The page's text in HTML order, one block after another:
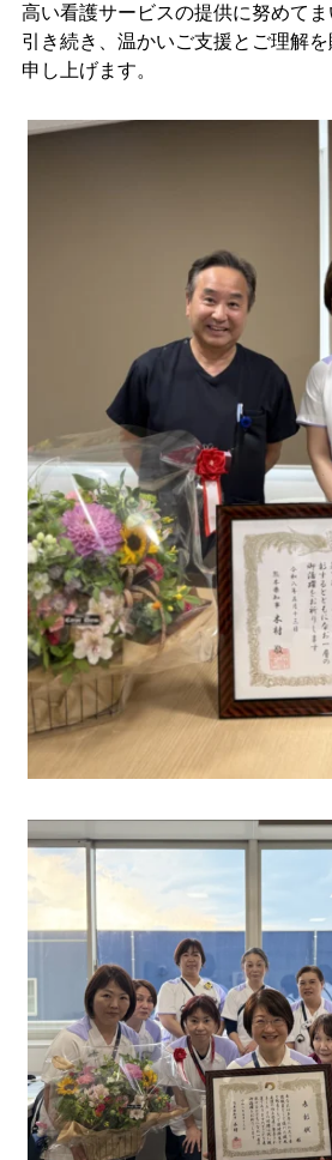
高い看護サービスの提供に努めてま
引き続き、温かいご支援とご理解
申し上げます。